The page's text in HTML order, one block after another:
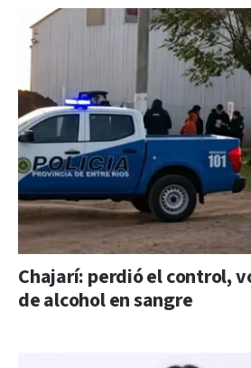
Chajarí: perdió el control,
de alcohol en sangre